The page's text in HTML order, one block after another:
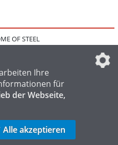
OF STEEL
IMPRESSUM
LOGISTICS
Ihre
für
der Webseite,
Alle akzeptieren